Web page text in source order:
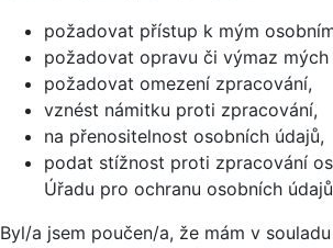
požadovat přístup k mým
požadovat opravu či výmaz mých
požadovat omezení zpracování,
vznést námitku proti zpracování,
na přenositelnost osobních údajů,
podat stížnost proti zpracování
Úřadu pro ochranu osobních
Byl/a jsem poučen/a, že mám v